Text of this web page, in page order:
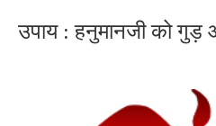
उपाय : हनुमानजी को गुड़